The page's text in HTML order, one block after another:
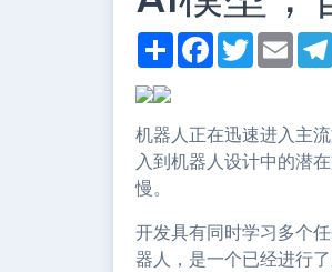
S
h
F
a
o
o
k
T
w
e
r
E
m
机器人正在迅速进入主
入到机器人设计中的潜
慢。
开发具有同时学习多个
器人，是一个已经进行了